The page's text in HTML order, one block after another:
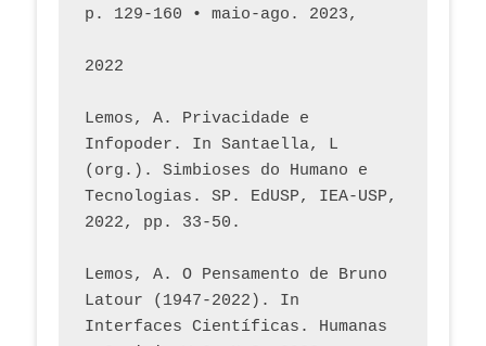
p. 129-160 • maio-ago. 2023,
2022
Lemos, A. Privacidade e
Infopoder. In Santaella, L
(org.). Simbioses do Humano e
Tecnologias. SP. EdUSP, IEA-USP,
2022, pp. 33-50.
Lemos, A. O Pensamento de Bruno
Latour (1947-2022). In
Interfaces Científicas. Humanas